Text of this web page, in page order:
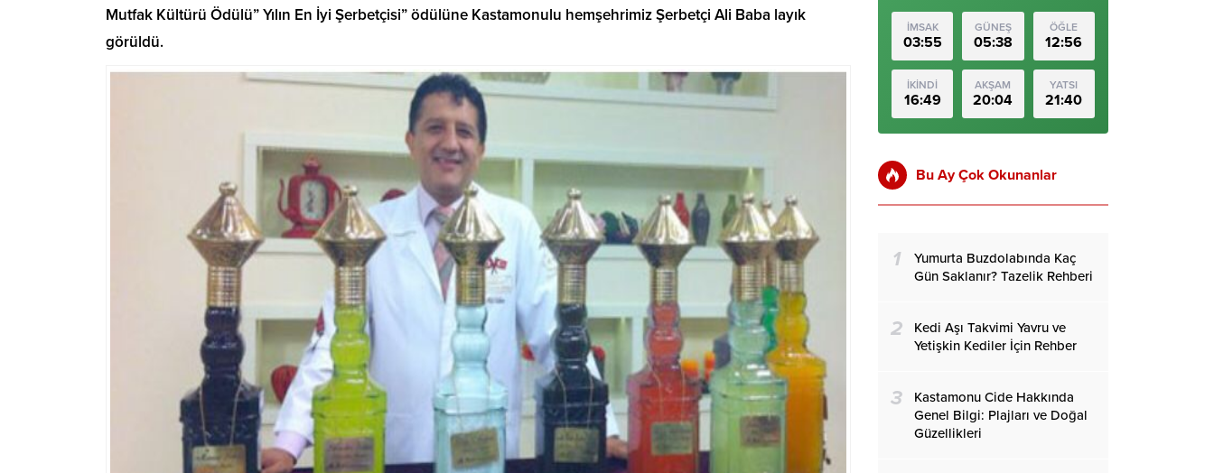
Mutfak Kültürü Ödülü” Yılın En İyi Şerbetçisi” ödülüne Kastamonulu hemşehrimiz Şerbetçi Ali Baba layık
görüldü.
İMSAK
03:55
GÜNEŞ
05:38
ÖĞLE
12:56
İKİNDİ
16:49
AKŞAM
20:04
YATSI
21:40
Bu Ay Çok Okunanlar
1
Yumurta Buzdolabında Kaç
Gün Saklanır? Tazelik Rehberi
2
Kedi Aşı Takvimi Yavru ve
Yetişkin Kediler İçin Rehber
3
Kastamonu Cide Hakkında
Genel Bilgi: Plajları ve Doğal
Güzellikleri